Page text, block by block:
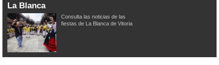
La Blanca
Consulta las noticias de las
fiestas de La Blanca de Vitoria